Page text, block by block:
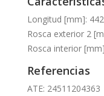
Longitud [mm]: 442
Rosca exterior 2
Rosca interior
Referencias
ATE: 24511204363